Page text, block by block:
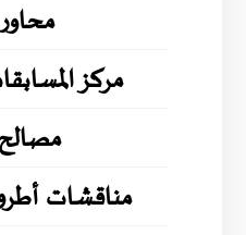
مركز
مصالح
مناقشات